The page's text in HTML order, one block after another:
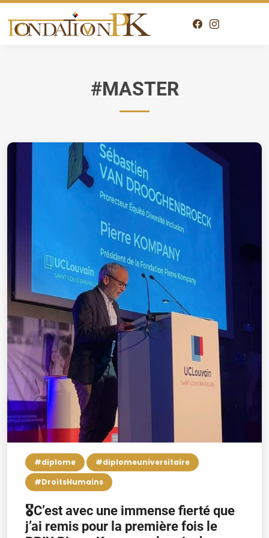
#MASTER
#diplome
#diplomeuniversitaire
#DroitsHumains
🎖️C’est avec une immense fierté que
j’ai remis pour la première fois le